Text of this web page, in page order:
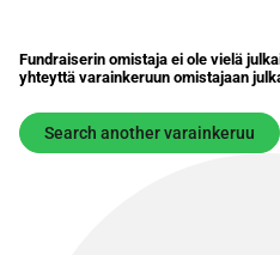
Fundraiserin omistaja ei ole vielä
yhteyttä varainkeruun omistajaan
Search another varainkeruu